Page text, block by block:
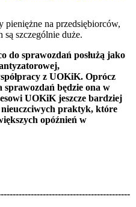
pieniężne na przedsiębiorców,
są szczególnie duże.
do sprawozdań posłużą jako
z UOKiK. Oprócz
sprawozdań będzie ona w
UOKiK jeszcze bardziej
praktyk, które
opóźnień w